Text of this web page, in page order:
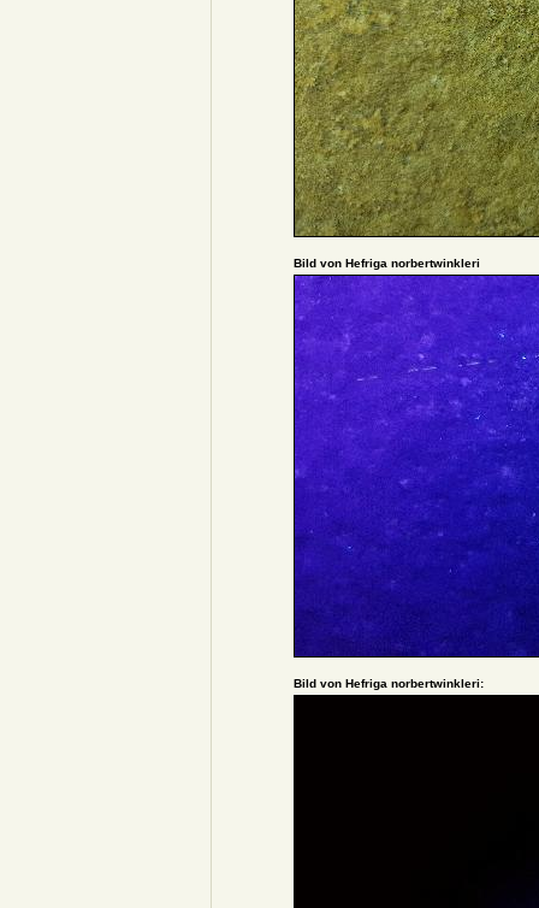
Bild von Hefriga norbertwinkleri
Bild von Hefriga norbertwinkleri: